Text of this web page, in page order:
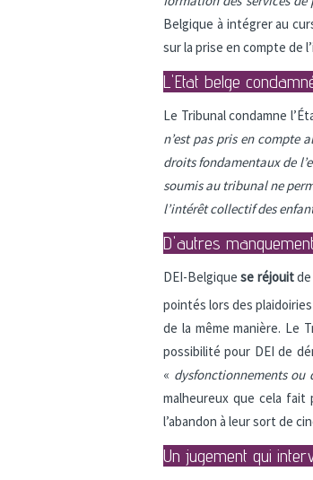
Belgique à intégrer au
sur la prise en compte de
L'Etat belge
Le Tribunal condamne
n’est pas pris en compte
droits fondamentaux de
soumis au tribunal ne
l’intérêt collectif des
D'autres
DEI-Belgiquese réjouitde
pointés lors des plaidoiries
de la même manière. Le
possibilité pour DEI de
« dysfonctionnements ou
malheureux que cela
l’abandon à leur sort de
Un jugement qui